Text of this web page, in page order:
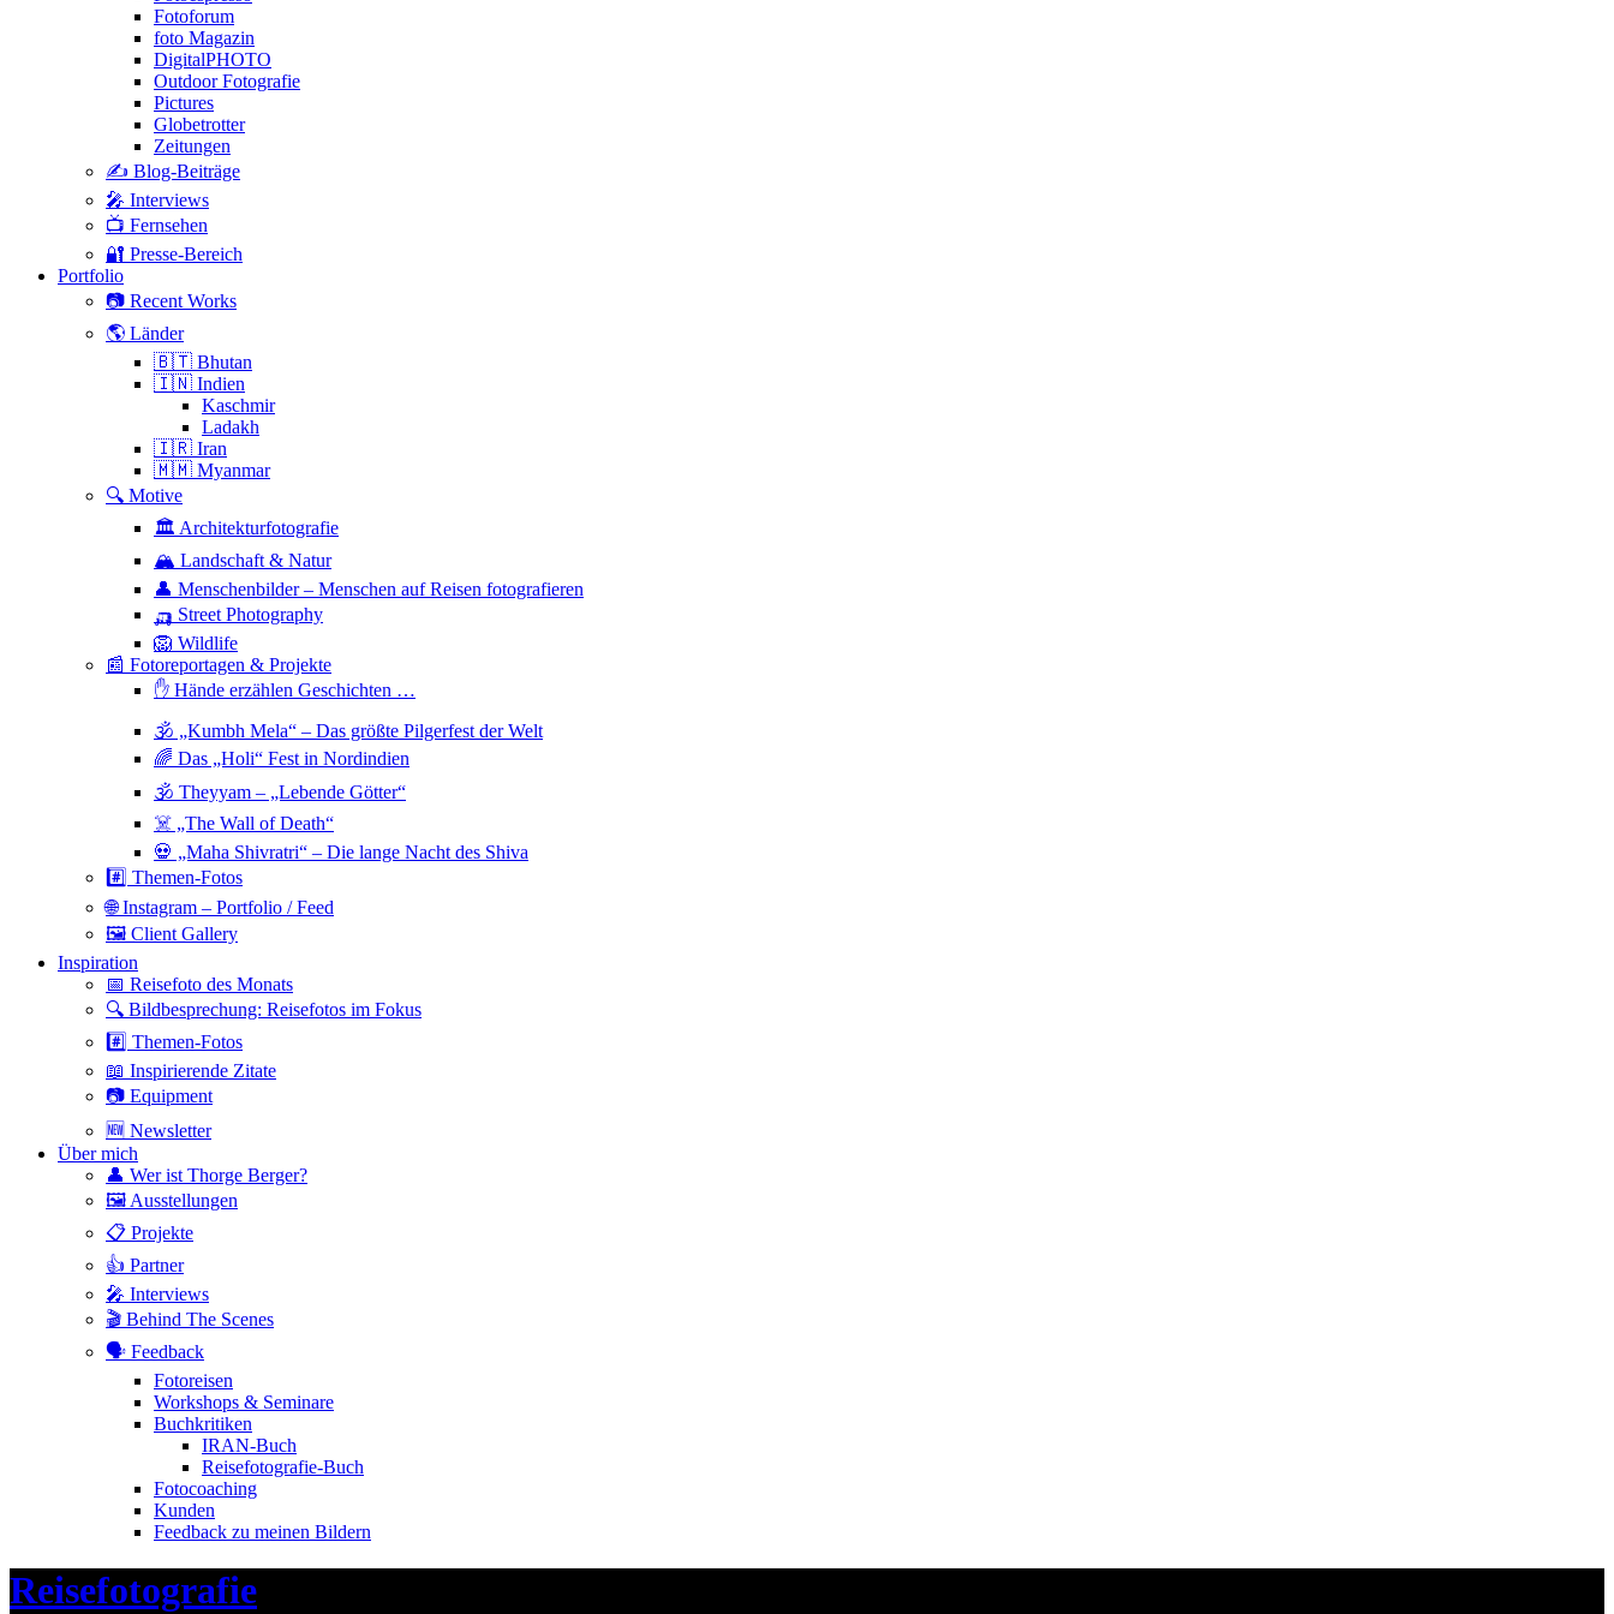
Fotoforum
foto Magazin
DigitalPHOTO
Outdoor Fotografie
Pictures
Globetrotter
Zeitungen
✍️ Blog-Beiträge
🎤 Interviews
📺 Fernsehen
🔐 Presse-Bereich
Portfolio
📷 Recent Works
🌎 Länder
🇧🇹 Bhutan
🇮🇳 Indien
Kaschmir
Ladakh
🇮🇷 Iran
🇲🇲 Myanmar
🔍 Motive
🏛 Architekturfotografie
🏔 Landschaft & Natur
👤 Menschenbilder – Menschen auf Reisen fotografieren
🛺 Street Photography
🦁 Wildlife
📰 Fotoreportagen & Projekte
✋ Hände erzählen Geschichten …
🕉 „Kumbh Mela“ – Das größte Pilgerfest der Welt
🌈 Das „Holi“ Fest in Nordindien
🕉 Theyyam – „Lebende Götter“
☠️ „The Wall of Death“
💀 „Maha Shivratri“ – Die lange Nacht des Shiva
#️⃣ Themen-Fotos
🌐 Instagram – Portfolio / Feed
🖼 Client Gallery
Inspiration
📅 Reisefoto des Monats
🔍 Bildbesprechung: Reisefotos im Fokus
#️⃣ Themen-Fotos
📖 Inspirierende Zitate
📷 Equipment
🆕 Newsletter
Über mich
👤 Wer ist Thorge Berger?
🖼 Ausstellungen
📋 Projekte
👍 Partner
🎤 Interviews
🎬 Behind The Scenes
🗣 Feedback
Fotoreisen
Workshops & Seminare
Buchkritiken
IRAN-Buch
Reisefotografie-Buch
Fotocoaching
Kunden
Feedback zu meinen Bildern
Header
Toggle
Reisefotografie